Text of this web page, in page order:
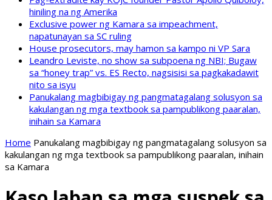
hiniling na ng Amerika
Exclusive power ng Kamara sa impeachment,
napatunayan sa SC ruling
House prosecutors, may hamon sa kampo ni VP Sara
Leandro Leviste, no show sa subpoena ng NBI; Bugaw
sa “honey trap” vs. ES Recto, nagsisisi sa pagkakadawit
nito sa isyu
Panukalang magbibigay ng pangmatagalang solusyon sa
kakulangan ng mga textbook sa pampublikong paaralan,
inihain sa Kamara
Home Panukalang magbibigay ng pangmatagalang solusyon sa
kakulangan ng mga textbook sa pampublikong paaralan, inihain
sa Kamara